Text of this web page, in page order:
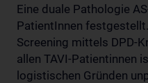
Eine duale Pathologie
PatientInnen
Screening mittels DPD-
allen TAVI-Patientinnen
logistischen Gründen